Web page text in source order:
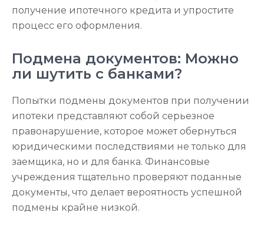
получение ипотечного кредита и упростите
процесс его оформления.
Подмена документов: Можно
ли шутить с банками?
Попытки подмены документов при получении
ипотеки представляют собой серьезное
правонарушение, которое может обернуться
юридическими последствиями не только для
заемщика, но и для банка. Финансовые
учреждения тщательно проверяют поданные
документы, что делает вероятность успешной
подмены крайне низкой.